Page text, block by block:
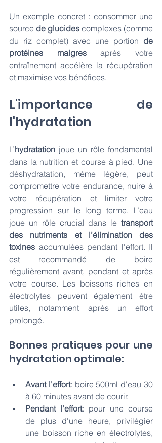
Un exemple concret : consommer une
source de glucides complexes (comme
du riz complet) avec une portion de
protéines maigres après votre
entraînement accélère la récupération
et maximise vos bénéfices.
L'importance de
l'hydratation
L’hydratation joue un rôle fondamental
dans la nutrition et course à pied. Une
déshydratation, même légère, peut
compromettre votre endurance, nuire à
votre récupération et limiter votre
progression sur le long terme. L’eau
joue un rôle crucial dans le transport
des nutriments et l’élimination des
toxines accumulées pendant l'effort. Il
est recommandé de boire
régulièrement avant, pendant et après
votre course. Les boissons riches en
électrolytes peuvent également être
utiles, notamment après un effort
prolongé.
Bonnes pratiques pour une
hydratation optimale:
Avant l'effort: boire 500ml d'eau 30
à 60 minutes avant de courir.
Pendant l'effort: pour une course
de plus d'une heure, privilégier
une boisson riche en électrolytes,